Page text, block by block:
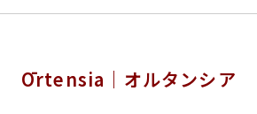
Ōrtensia｜オルタンシア